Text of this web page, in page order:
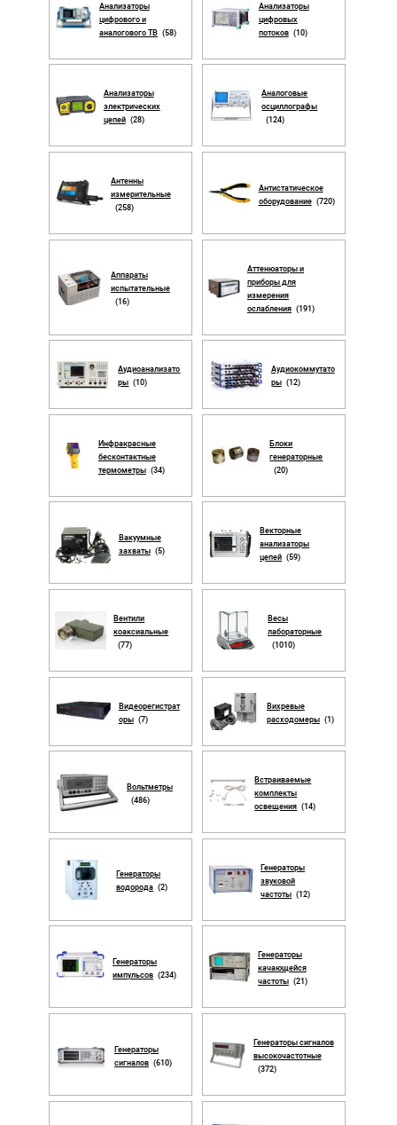
Анализаторы
цифрового и
аналогового ТВ (58)
Анализаторы
цифровых
потоков (10)
Анализаторы
электрических
цепей (28)
Аналоговые
осциллографы
(124)
Антенны
измерительные
(258)
Антистатическое
оборудование (720)
Аппараты
испытательные
(16)
Аттенюаторы и
приборы для
измерения
ослабления (191)
Аудиоанализато
ры (10)
Аудиокоммутато
ры (12)
Инфракрасные
бесконтактные
термометры (34)
Блоки
генераторные
(20)
Вакуумные
захваты (5)
Векторные
анализаторы
цепей (59)
Вентили
коаксиальные
(77)
Весы
лабораторные
(1010)
Видеорегистрат
оры (7)
Вихревые
расходомеры (1)
Вольтметры
(486)
Встраиваемые
комплекты
освещения (14)
Генераторы
водорода (2)
Генераторы
звуковой
частоты (12)
Генераторы
импульсов (234)
Генераторы
качающейся
частоты (21)
Генераторы
сигналов (610)
Генераторы сигналов
высокочастотные
(372)